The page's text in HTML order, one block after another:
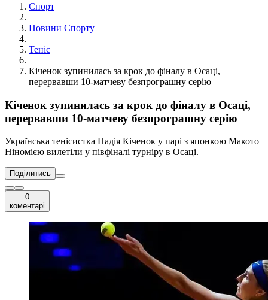
Спорт
Новини Спорту
Теніс
Кіченок зупинилась за крок до фіналу в Осаці,
перервавши 10-матчеву безпрограшну серію
Кіченок зупинилась за крок до фіналу в Осаці,
перервавши 10-матчеву безпрограшну серію
Українська тенісистка Надія Кіченок у парі з японкою Макото
Ніномією вилетіли у півфіналі турніру в Осаці.
Поділитись
0
коментарі